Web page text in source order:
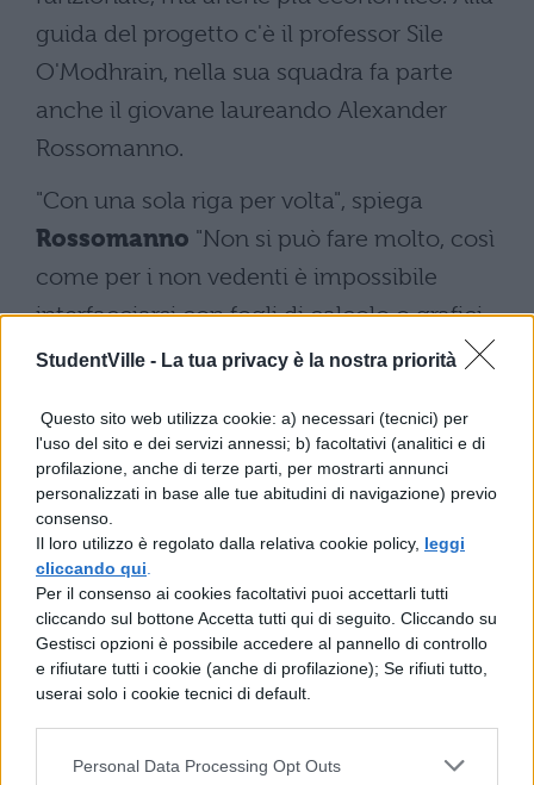
StudentVille - La tua privacy è la nostra priorità
Questo sito web utilizza cookie: a) necessari (tecnici) per
l'uso del sito e dei servizi annessi; b) facoltativi (analitici e di
profilazione, anche di terze parti, per mostrarti annunci
personalizzati in base alle tue abitudini di navigazione) previo
consenso.
Il loro utilizzo è regolato dalla relativa cookie policy, leggi
cliccando qui
Per il consenso ai cookies facoltativi puoi accettarli tutti
cliccando sul bottone Accetta tutti qui di seguito. Cliccando su
Gestisci opzioni è possibile accedere al pannello di controllo
e rifiutare tutti i cookie (anche di profilazione); Se rifiuti tutto,
userai solo i cookie tecnici di default.
Personal Data Processing Opt Outs
guida del progetto c'è il professor Sile
O'Modhrain, nella sua squadra fa parte
anche il giovane laureando Alexander
Rossomanno.
"Con una sola riga per volta", spiega
Rossomanno "Non si può fare molto, così
come per i non vedenti è impossibile
interfacciarsi con fogli di calcolo o grafici.
Noi abbiamo messo allo studio un tablet in
figure e grafici compresi, in linguaggio
braille".
Lo schermo dello speciale tablet è dotato
dimicrofluidi. I punti sono rilevati da
piccolissime bolle d'aria o di liquido. Ecco
un video esplicativo.
Michigan Engineering seek solution to…
TomsHardwareIT